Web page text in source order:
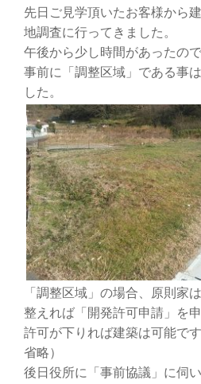
先日ご見学頂いたお客様から
地調査に行ってきました。
午後から少し時間があったの
事前に「調整区域」である事
した。
「調整区域」の場合、原則家
整えれば「開発許可申請」を
許可が下りれば建築は可能で
省略）
後日役所に「事前協議」に伺